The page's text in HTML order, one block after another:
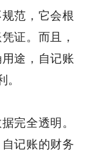
范，它会根
证。而且，
途，自记账
完全透明。
记账的财务